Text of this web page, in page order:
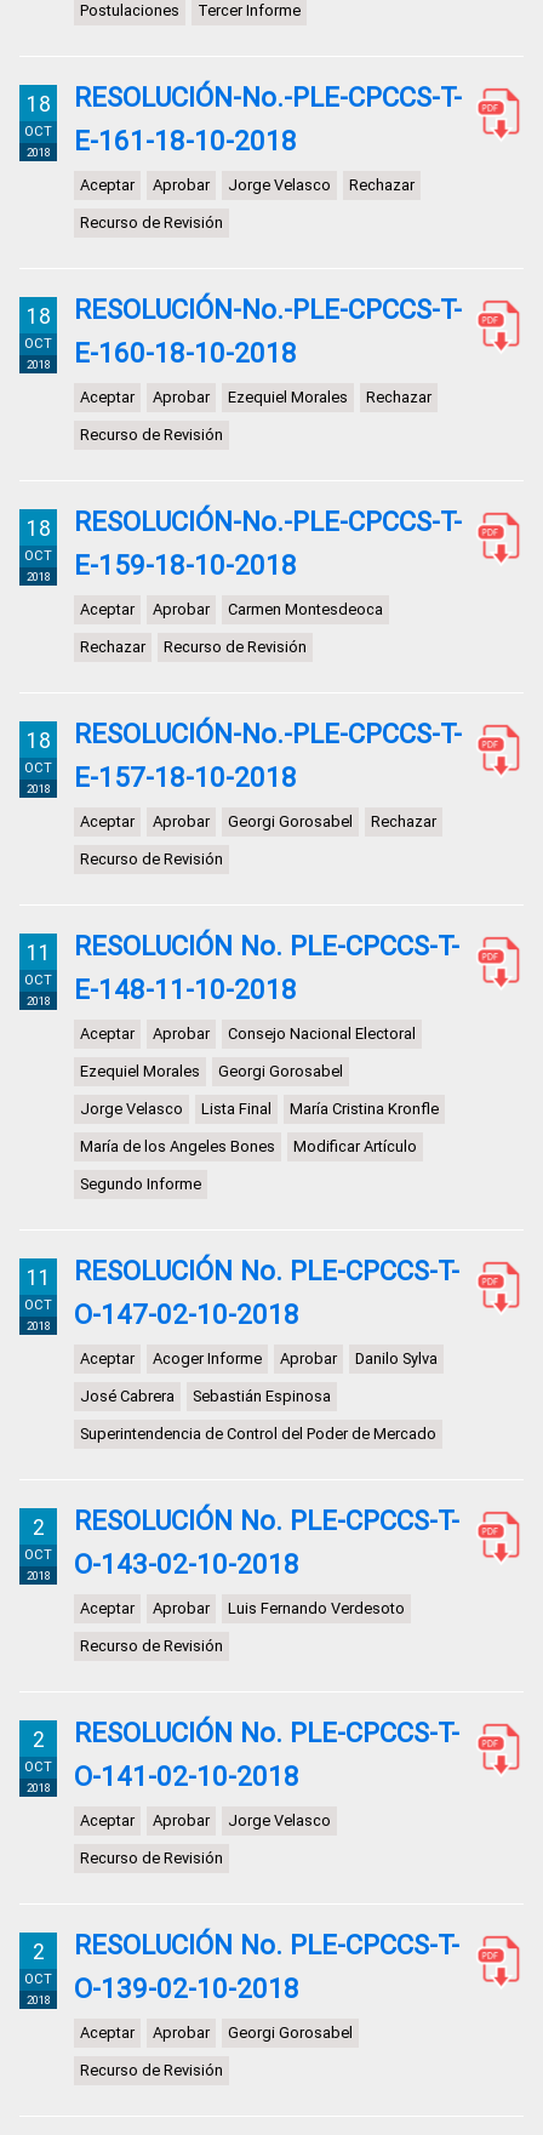
Postulaciones Tercer Informe
18
OCT
2018
RESOLUCIÓN-No.-PLE-CPCCS-T-
E-161-18-10-2018
Aceptar Aprobar Jorge Velasco Rechazar
Recurso de Revisión
18
OCT
2018
RESOLUCIÓN-No.-PLE-CPCCS-T-
E-160-18-10-2018
Aceptar Aprobar Ezequiel Morales Rechazar
Recurso de Revisión
18
OCT
2018
RESOLUCIÓN-No.-PLE-CPCCS-T-
E-159-18-10-2018
Aceptar Aprobar Carmen Montesdeoca
Rechazar Recurso de Revisión
18
OCT
2018
RESOLUCIÓN-No.-PLE-CPCCS-T-
E-157-18-10-2018
Aceptar Aprobar Georgi Gorosabel Rechazar
Recurso de Revisión
11
OCT
2018
RESOLUCIÓN No. PLE-CPCCS-T-
E-148-11-10-2018
Aceptar Aprobar Consejo Nacional Electoral
Ezequiel Morales Georgi Gorosabel
Jorge Velasco Lista Final María Cristina Kronfle
María de los Angeles Bones Modificar Artículo
Segundo Informe
11
OCT
2018
RESOLUCIÓN No. PLE-CPCCS-T-
O-147-02-10-2018
Aceptar Acoger Informe Aprobar Danilo Sylva
José Cabrera Sebastián Espinosa
Superintendencia de Control del Poder de Mercado
2
OCT
2018
RESOLUCIÓN No. PLE-CPCCS-T-
O-143-02-10-2018
Aceptar Aprobar Luis Fernando Verdesoto
Recurso de Revisión
2
OCT
2018
RESOLUCIÓN No. PLE-CPCCS-T-
O-141-02-10-2018
Aceptar Aprobar Jorge Velasco
Recurso de Revisión
2
OCT
2018
RESOLUCIÓN No. PLE-CPCCS-T-
O-139-02-10-2018
Aceptar Aprobar Georgi Gorosabel
Recurso de Revisión